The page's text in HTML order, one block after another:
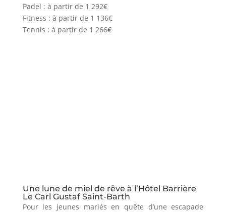
Padel : à partir de 1 292€
Fitness : à partir de 1 136€
Tennis : à partir de 1 266€
Une lune de miel de rêve à l’Hôtel Barrière
Le Carl Gustaf Saint-Barth
Pour les jeunes mariés en quête d’une escapade